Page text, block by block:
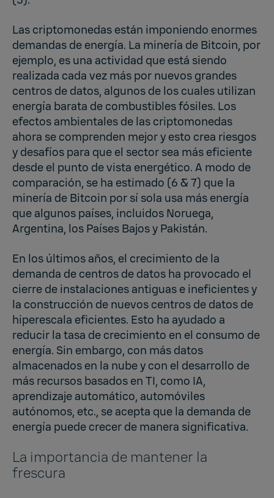
Las criptomonedas están imponiendo enormes
demandas de energía. La minería de Bitcoin, por
ejemplo, es una actividad que está siendo
realizada cada vez más por nuevos grandes
centros de datos, algunos de los cuales utilizan
energía barata de combustibles fósiles. Los
efectos ambientales de las criptomonedas
ahora se comprenden mejor y esto crea riesgos
y desafíos para que el sector sea más eficiente
desde el punto de vista energético. A modo de
comparación, se ha estimado (6 & 7) que la
minería de Bitcoin por sí sola usa más energía
que algunos países, incluidos Noruega,
Argentina, los Países Bajos y Pakistán.
En los últimos años, el crecimiento de la
demanda de centros de datos ha provocado el
cierre de instalaciones antiguas e ineficientes y
la construcción de nuevos centros de datos de
hiperescala eficientes. Esto ha ayudado a
reducir la tasa de crecimiento en el consumo de
energía. Sin embargo, con más datos
almacenados en la nube y con el desarrollo de
más recursos basados en TI, como IA,
aprendizaje automático, automóviles
autónomos, etc., se acepta que la demanda de
energía puede crecer de manera significativa.
La importancia de mantener la
frescura